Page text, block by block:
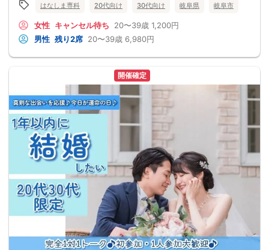
はなしま専科 20代向け 30代向け 岐阜県 岐阜市
女性 キャンセル待ち 20〜39歳 1,200円
男性 残り2席 20〜39歳 6,980円
開催確定